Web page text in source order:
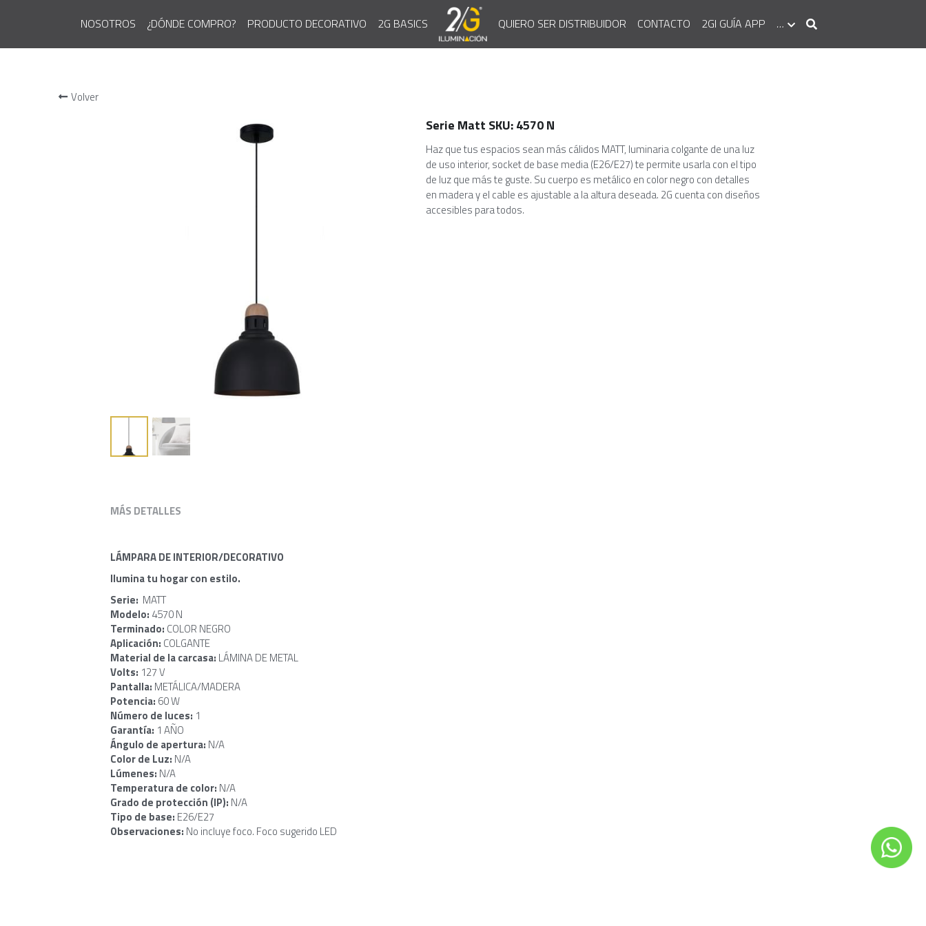
NOSOTROS ¿DÓNDE COMPRO? PRODUCTO DECORATIVO 2G BASICS QUIERO SER DISTRIBUIDOR CONTACTO 2GI GUÍA APP …
Volver
Serie Matt SKU: 4570 N
Haz que tus espacios sean más cálidos MATT, luminaria colgante de una luz
de uso interior, socket de base media (E26/E27) te permite usarla con el tipo
de luz que más te guste. Su cuerpo es metálico en color negro con detalles
en madera y el cable es ajustable a la altura deseada. 2G cuenta con diseños
accesibles para todos.
MÁS DETALLES
LÁMPARA DE INTERIOR/DECORATIVO
Ilumina tu hogar con estilo.
Serie: MATT
Modelo: 4570 N
Terminado: COLOR NEGRO
Aplicación: COLGANTE
Material de la carcasa: LÁMINA DE METAL
Volts: 127 V
Pantalla: METÁLICA/MADERA
Potencia: 60 W
Número de luces: 1
Garantía: 1 AÑO
Ángulo de apertura: N/A
Color de Luz: N/A
Lúmenes: N/A
Temperatura de color: N/A
Grado de protección (IP): N/A
Tipo de base: E26/E27
Observaciones: No incluye foco. Foco sugerido LED